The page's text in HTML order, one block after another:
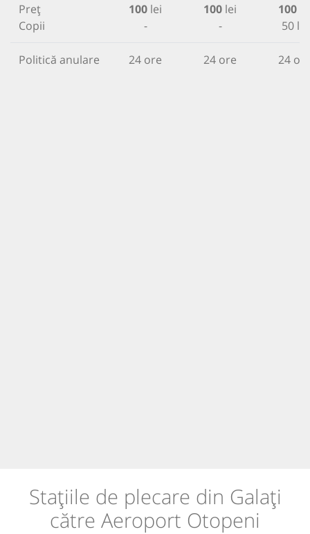
Preț
Copii
100 lei
-
100 lei
-
100
50 lei
Politică anulare 24 ore 24 ore 24
Stațiile de plecare din Galați
către Aeroport Otopeni